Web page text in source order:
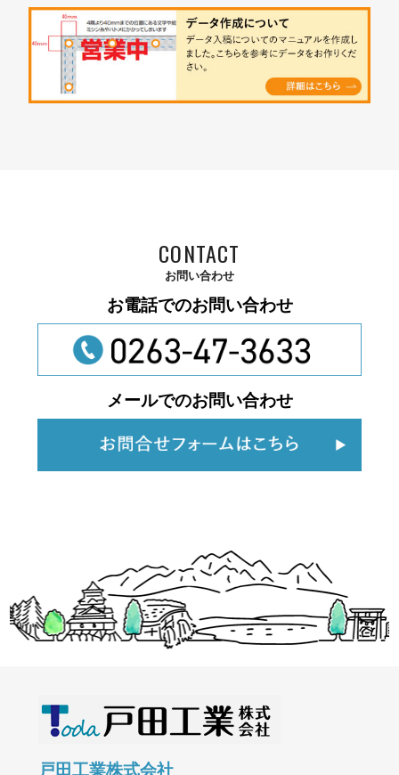
CONTACT
お問い合わせ
お電話でのお問い合わせ
メールでのお問い合わせ
戸田工業株式会社